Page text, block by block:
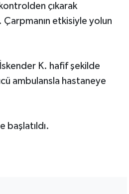
çıkarak
etkisiyle yolun
K. hafif şekilde
ambulansla hastaneye
başlatıldı.